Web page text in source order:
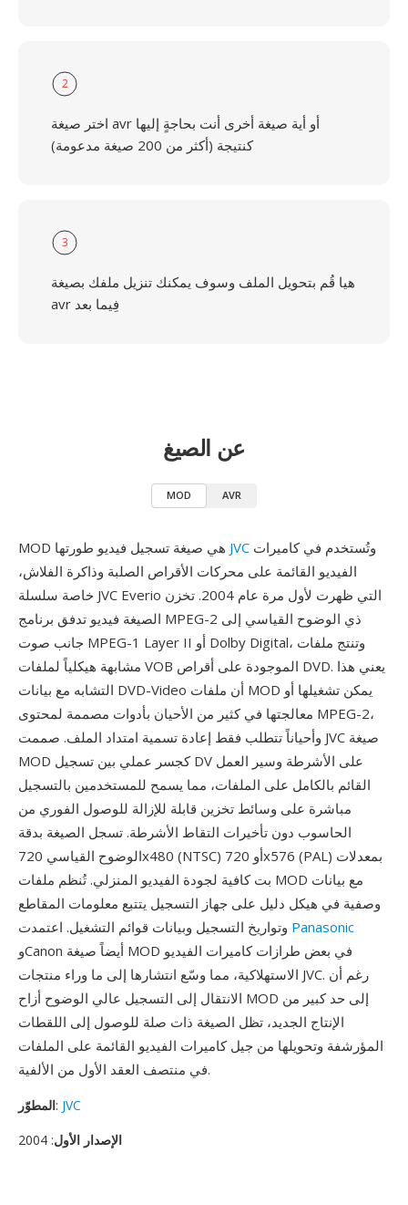
2
اختر صيغة avr أو أية صيغة أخرى أنت بحاجةٍ إليها
كنتيجة (أكثر من 200 صيغة مدعومة)
3
هيا قُم بتحويل الملف وسوف يمكنك تنزيل ملفك بصيغة
avr فِيما بعد
عن الصيغ
MOD AVR
JVC
الفيديو القائمة على محركات الأقراص الصلبة وذاكرة الفلاش،
خاصة سلسلة JVC Everio التي ظهرت لأول مرة عام 2004. تخزن
الصيغة فيديو تدفق برنامج MPEG-2 ذي الوضوح القياسي إلى
جانب صوت MPEG-1 Layer II أو Dolby Digital، وتنتج ملفات
مشابهة هيكلياً لملفات VOB الموجودة على أقراص DVD. يعني هذا
التشابه مع بيانات DVD-Video أن ملفات MOD يمكن تشغيلها أو
معالجتها في كثير من الأحيان بأدوات مصممة لمحتوى MPEG-2،
وأحياناً تتطلب فقط إعادة تسمية امتداد الملف. صممت JVC صيغة
MOD كجسر عملي بين تسجيل DV على الأشرطة وسير العمل
القائم بالكامل على الملفات، مما يسمح للمستخدمين بالتسجيل
مباشرة على وسائط تخزين قابلة للإزالة للوصول الفوري من
الحاسوب دون تأخيرات التقاط الأشرطة. تسجل الصيغة بدقة
الوضوح القياسي 720x480 (NTSC) أو 720x576 (PAL) بمعدلات
بت كافية لجودة الفيديو المنزلي. تُنظم ملفات MOD مع بيانات
وصفية في هيكل دليل على جهاز التسجيل يتتبع معلومات المقاطع
Panasonic
وCanon أيضاً صيغة MOD في بعض طرازات كاميرات الفيديو
الاستهلاكية، مما وسّع انتشارها إلى ما وراء منتجات JVC. رغم أن
الانتقال إلى التسجيل عالي الوضوح أزاح MOD إلى حد كبير من
الإنتاج الجديد، تظل الصيغة ذات صلة للوصول إلى اللقطات
المؤرشفة وتحويلها من جيل كاميرات الفيديو القائمة على الملفات
في منتصف العقد الأول من الألفية.
المطوّر: JVC
الإصدار الأول: 2004